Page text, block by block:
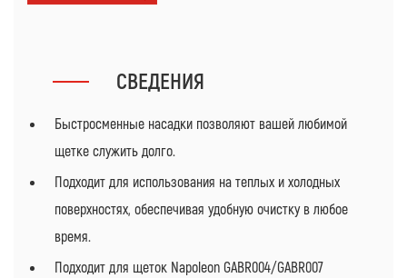
СВЕДЕНИЯ
Быстросменные насадки позволяют вашей любимой
щетке служить долго.
Подходит для использования на теплых и холодных
поверхностях, обеспечивая удобную очистку в любое
время.
Подходит для щеток Napoleon GABR004/GABR007